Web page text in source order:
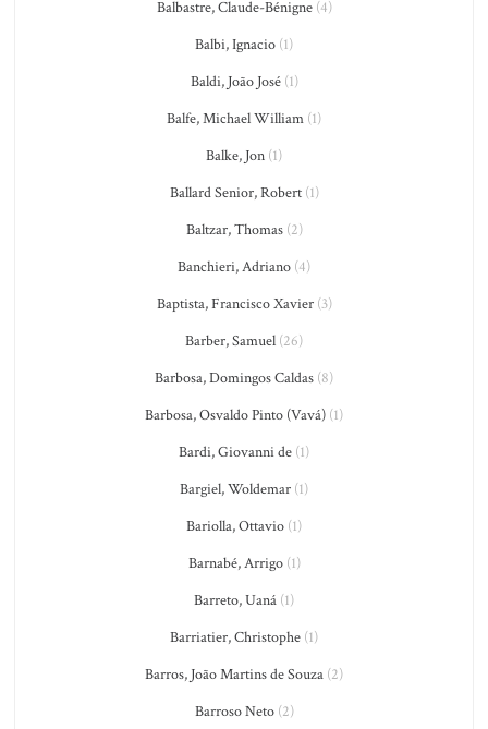
Balbastre, Claude-Bénigne(4)
Balbi, Ignacio (1)
Baldi, João José(1)
Balfe, Michael William (1)
Balke, Jon (1)
Ballard Senior, Robert(1)
Baltzar, Thomas(2)
Banchieri, Adriano (4)
Baptista, Francisco Xavier(3)
Barber, Samuel (26)
Barbosa, Domingos Caldas (8)
Barbosa, Osvaldo Pinto (Vavá) (1)
Bardi, Giovanni de (1)
Bargiel, Woldemar (1)
Bariolla, Ottavio (1)
Barnabé, Arrigo(1)
Barreto, Uaná (1)
Barriatier, Christophe (1)
Barros, João Martins de Souza (2)
Barroso Neto(2)